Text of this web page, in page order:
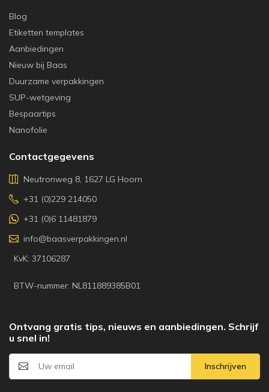
Blog
Etiketten templates
Aanbiedingen
Nieuw bij Baas
Duurzame verpakkingen
SUP-wetgeving
Bespaartips
Nanofolie
Contactgegevens
Neutronweg 8, 1627 LG Hoorn
+31 (0)229 214050
+31 (0)6 11481879
info@baasverpakkingen.nl
KvK: 37106287
BTW-nummer: NL811889385B01
Ontvang gratis tips, nieuws en aanbiedingen. Schrijf
u snel in!
Inschrijven